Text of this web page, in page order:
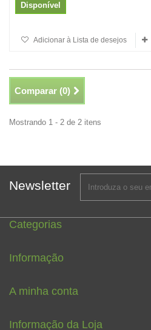
Disponível
Adicionar à Lista de desejos
Comparar (0)
Mostrando 1 - 2 de 2 itens
Newsletter
Categorias
Informação
A minha conta
Informação da Loja